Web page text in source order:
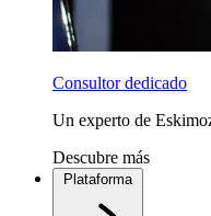
Consultor dedicado
Un experto de
Descubre más
Plataforma